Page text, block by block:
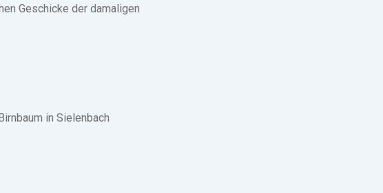
Geschicke der damaligen
in Sielenbach